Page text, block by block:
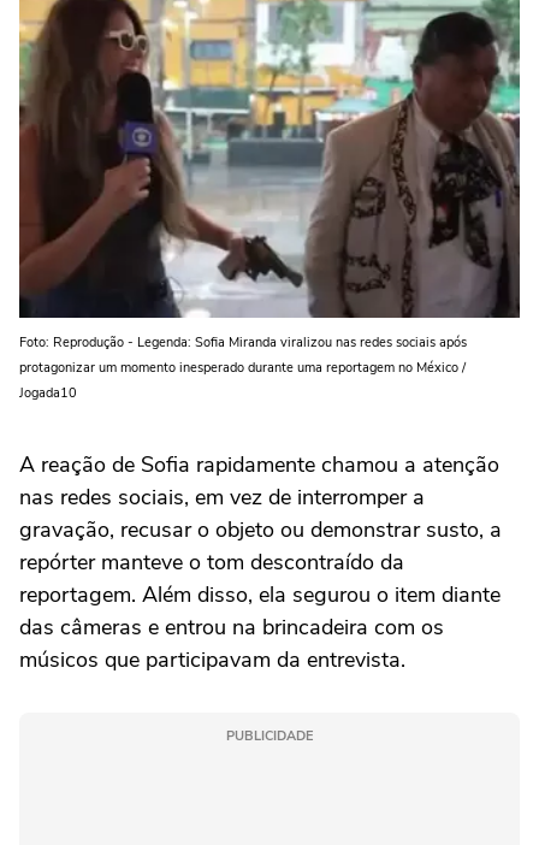
Foto: Reprodução - Legenda: Sofia Miranda viralizou nas redes sociais após
protagonizar um momento inesperado durante uma reportagem no México /
Jogada10
A reação de Sofia rapidamente chamou a atenção
nas redes sociais, em vez de interromper a
gravação, recusar o objeto ou demonstrar susto, a
repórter manteve o tom descontraído da
reportagem. Além disso, ela segurou o item diante
das câmeras e entrou na brincadeira com os
músicos que participavam da entrevista.
PUBLICIDADE